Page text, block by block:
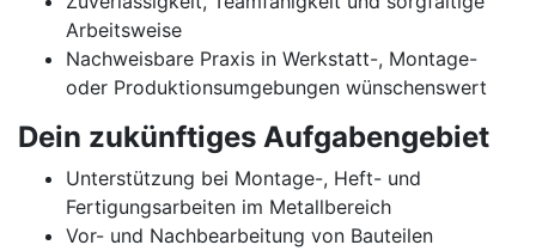
Arbeitsweise
Nachweisbare Praxis in Werkstatt-, Montage-
oder Produktionsumgebungen wünschenswert
Dein zukünftiges Aufgabengebiet
Unterstützung bei Montage-, Heft- und
Fertigungsarbeiten im Metallbereich
Vor- und Nachbearbeitung von Bauteilen